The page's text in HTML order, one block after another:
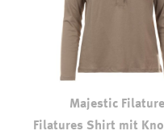
Majestic
Filatures Shirt mit